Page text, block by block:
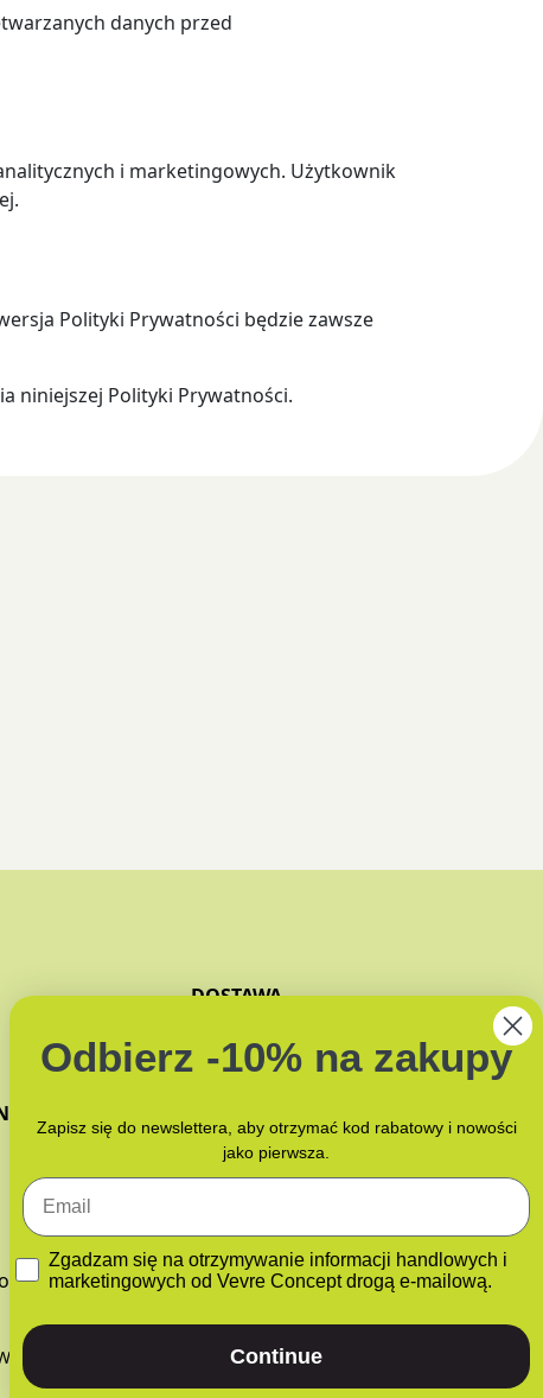
danych przed
i marketingowych. Użytkownik
Polityki Prywatności będzie zawsze
niniejszej Polityki Prywatności.
DOSTAWA
JAK PAKUJEMY?
POLITYKA PLIKÓW COOKIES (EU)
Odbierz -10% na zakupy
Zapisz się do newslettera, aby otrzymać kod rabatowy i nowości
jako pierwsza.
Email
GDPRZgadzam się na otrzymywanie informacji handlowych i
marketingowych od Vevre Concept drogą e-mailową.
Continue